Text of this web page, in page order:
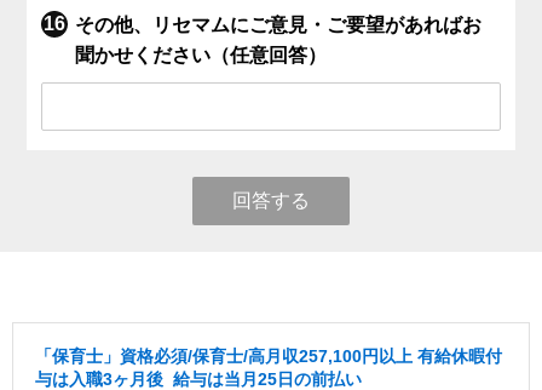
その他、リセマムにご意見・ご要望があればお
聞かせください（任意回答）
回答する
「保育士」資格必須/保育士/️高月収257,100円以上 ️有給休暇付
与は入職3ヶ月後 ️ 給与は当月25日の前払い